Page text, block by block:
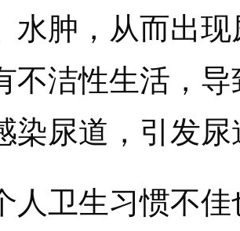
水肿，从而出
不洁性生活，
染尿道，引发
人卫生习惯不